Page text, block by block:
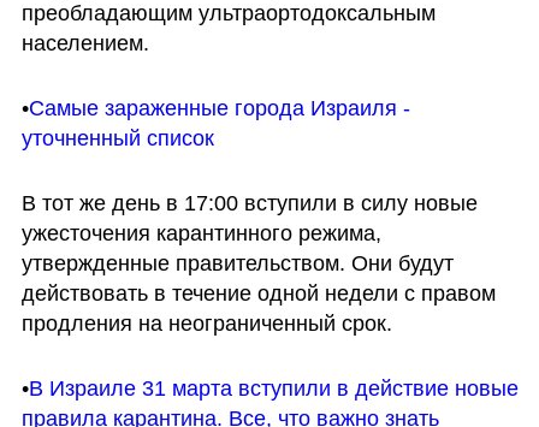
преобладающим ультраортодоксальным
населением.
•Самые зараженные города Израиля -
уточненный список
В тот же день в 17:00 вступили в силу новые
ужесточения карантинного режима,
утвержденные правительством. Они будут
действовать в течение одной недели с правом
продления на неограниченный срок.
•В Израиле 31 марта вступили в действие новые
правила карантина. Все, что важно знать